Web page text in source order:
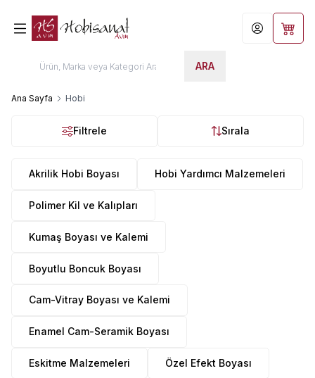
ARA
Hesabım
Ana Sayfa Hobi
Filtrele Sırala
Akrilik Hobi Boyası Hobi Yardımcı Malzemeleri
Polimer Kil ve Kalıpları
Kumaş Boyası ve Kalemi
Boyutlu Boncuk Boyası
Cam-Vitray Boyası ve Kalemi
Enamel Cam-Seramik Boyası
Eskitme Malzemeleri Özel Efekt Boyası